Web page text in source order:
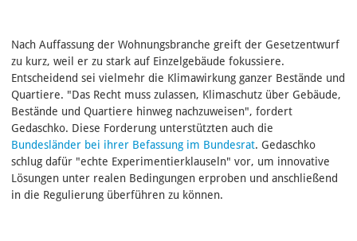
Nach Auffassung der Wohnungsbranche greift der Gesetzentwurf
zu kurz, weil er zu stark auf Einzelgebäude fokussiere.
Entscheidend sei vielmehr die Klimawirkung ganzer Bestände und
Quartiere. "Das Recht muss zulassen, Klimaschutz über Gebäude,
Bestände und Quartiere hinweg nachzuweisen", fordert
Gedaschko. Diese Forderung unterstützten auch die
Bundesländer bei ihrer Befassung im Bundesrat. Gedaschko
schlug dafür "echte Experimentierklauseln" vor, um innovative
Lösungen unter realen Bedingungen erproben und anschließend
in die Regulierung überführen zu können.